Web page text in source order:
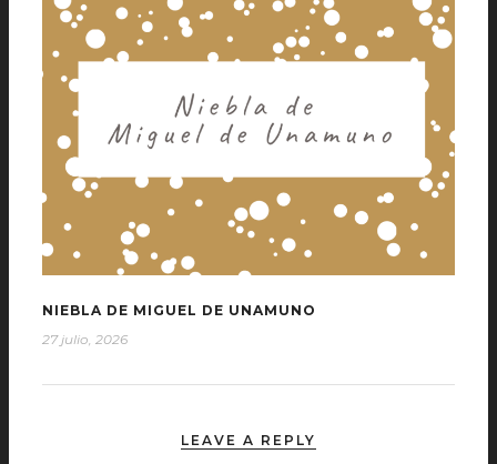
NIEBLA DE MIGUEL DE UNAMUNO
27 julio, 2026
LEAVE A REPLY